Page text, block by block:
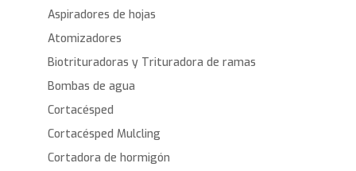
Aspiradores de hojas
Atomizadores
Biotrituradoras y Trituradora de ramas
Bombas de agua
Cortacésped
Cortacésped Mulcling
Cortadora de hormigón